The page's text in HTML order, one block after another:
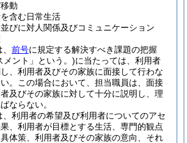
動
含む日常生活
びに対人関係及びコミュニケーション
前号に規定する解決すべき課題の把握
メント」という。)に当たっては、利用者
、利用者及びその家族に面接して行わな
。
この場合において、担当職員は、面接
及びその家族に対して十分に説明し、理
ならない。
、利用者の希望及び利用者についてのアセ
、利用者が目標とする生活、専門的観点
体策、利用者及びその家族の意向、それ